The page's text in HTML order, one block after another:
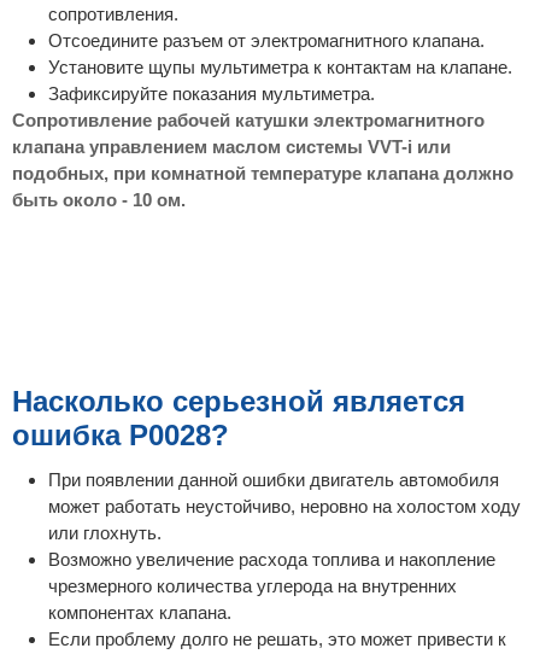
сопротивления.
Отсоедините разъем от электромагнитного клапана.
Установите щупы мультиметра к контактам на клапане.
Зафиксируйте показания мультиметра.
Сопротивление рабочей катушки электромагнитного
клапана управлением маслом системы VVT-i или
подобных, при комнатной температуре клапана должно
быть около - 10 ом.
Насколько серьезной является
ошибка P0028?
При появлении данной ошибки двигатель автомобиля
может работать неустойчиво, неровно на холостом ходу
или глохнуть.
Возможно увеличение расхода топлива и накопление
чрезмерного количества углерода на внутренних
компонентах клапана.
Если проблему долго не решать, это может привести к